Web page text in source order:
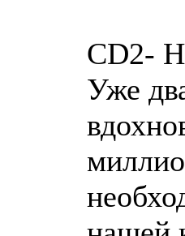
CD2-
Уже